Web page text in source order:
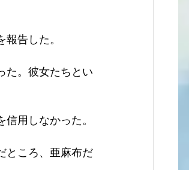
告した。
た。彼女たちとい
用しなかった。
ところ、亜麻布だ